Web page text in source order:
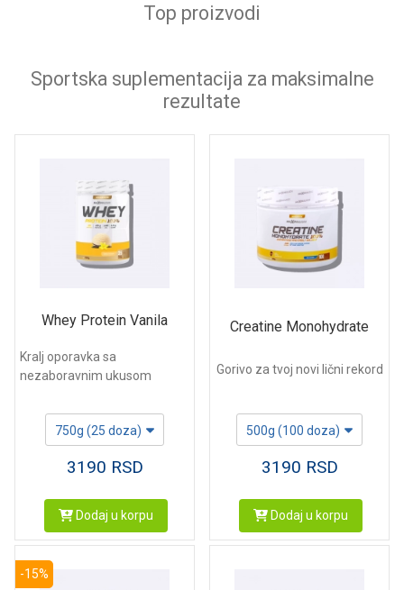
Top proizvodi
Sportska suplementacija za maksimalne
rezultate
Whey Protein Vanila
Kralj oporavka sa
nezaboravnim ukusom
750g (25 doza)
3190 RSD
Dodaj u korpu
Creatine Monohydrate
Gorivo za tvoj novi lični rekord
500g (100 doza)
3190 RSD
Dodaj u korpu
-15%